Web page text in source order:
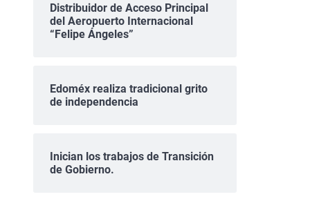
Distribuidor de Acceso Principal
del Aeropuerto Internacional
“Felipe Ángeles”
Edoméx realiza tradicional grito
de independencia
Inician los trabajos de Transición
de Gobierno.